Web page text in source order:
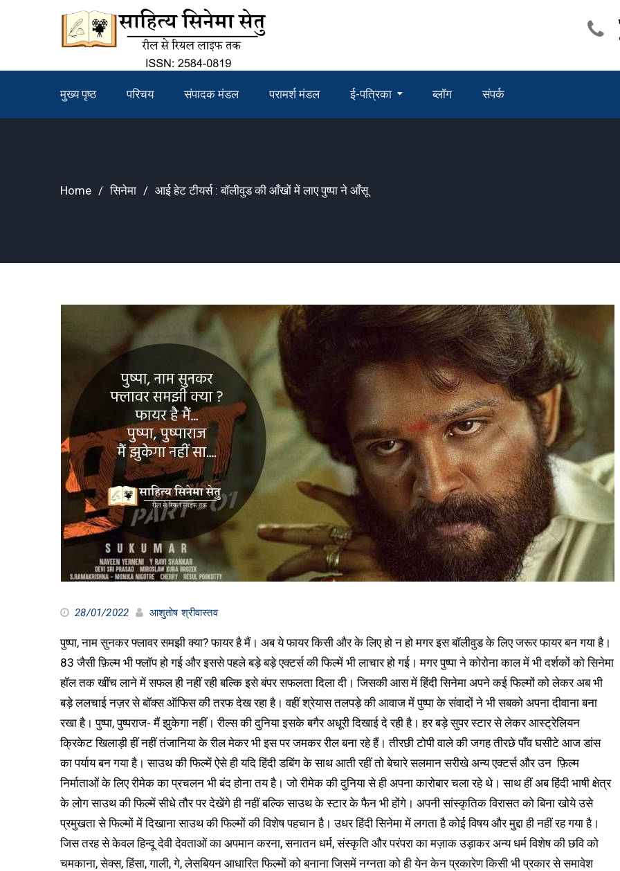
मुख्य पृष्ठ परिचय संपादक मंडल परामर्श मंडल ई-पत्रिका ब्लॉग संपर्क
Home सिनेमा आई हेट टीयर्स : बॉलीवुड की आँखों में लाए पुष्पा ने आँसू
28/01/2022 आशुतोष श्रीवास्तव
पुष्पा, नाम सुनकर फ्लावर समझी क्या? फायर है मैं। अब ये फायर किसी और के लिए हो न हो मगर इस बॉलीवुड के लिए जरूर फायर बन गया है।
83 जैसी फ़िल्म भी फ्लॉप हो गई और इससे पहले बड़े बड़े एक्टर्स की फिल्में भी लाचार हो गई। मगर पुष्पा ने कोरोना काल में भी दर्शकों को सिनेमा
हॉल तक खींच लाने में सफल ही नहीं रही बल्कि इसे बंपर सफलता दिला दी। जिसकी आस में हिंदी सिनेमा अपने कई फिल्मों को लेकर अब भी
बड़े ललचाई नज़र से बॉक्स ऑफिस की तरफ देख रहा है। वहीं श्रेयास तलपड़े की आवाज में पुष्पा के संवादों ने भी सबको अपना दीवाना बना
रखा है। पुष्पा, पुष्पराज- मैं झुकेगा नहीं। रील्स की दुनिया इसके बगैर अधूरी दिखाई दे रही है। हर बड़े सुपर स्टार से लेकर आस्ट्रेलियन
क्रिकेट खिलाड़ी हीं नहीं तंजानिया के रील मेकर भी इस पर जमकर रील बना रहे हैं। तीरछी टोपी वाले की जगह तीरछे पाँव घसीटे आज डांस
का पर्याय बन गया है। साउथ की फिल्में ऐसे ही यदि हिंदी डबिंग के साथ आती रहीं तो बेचारे सलमान सरीखे अन्य एक्टर्स और उन फ़िल्म
निर्माताओं के लिए रीमेक का प्रचलन भी बंद होना तय है। जो रीमेक की दुनिया से ही अपना कारोबार चला रहे थे। साथ हीं अब हिंदी भाषी क्षेत्र
के लोग साउथ की फिल्में सीधे तौर पर देखेंगे ही नहीं बल्कि साउथ के स्टार के फैन भी होंगे। अपनी सांस्कृतिक विरासत को बिना खोये उसे
प्रमुखता से फिल्मों में दिखाना साउथ की फिल्मों की विशेष पहचान है। उधर हिंदी सिनेमा में लगता है कोई विषय और मुद्दा ही नहीं रह गया है।
जिस तरह से केवल हिन्दू देवी देवताओं का अपमान करना, सनातन धर्म, संस्कृति और परंपरा का मज़ाक उड़ाकर अन्य धर्म विशेष की छवि को
चमकाना, सेक्स, हिंसा, गाली, गे, लेसबियन आधारित फिल्मों को बनाना जिसमें नग्नता को ही येन केन प्रकारेण किसी भी प्रकार से समावेश